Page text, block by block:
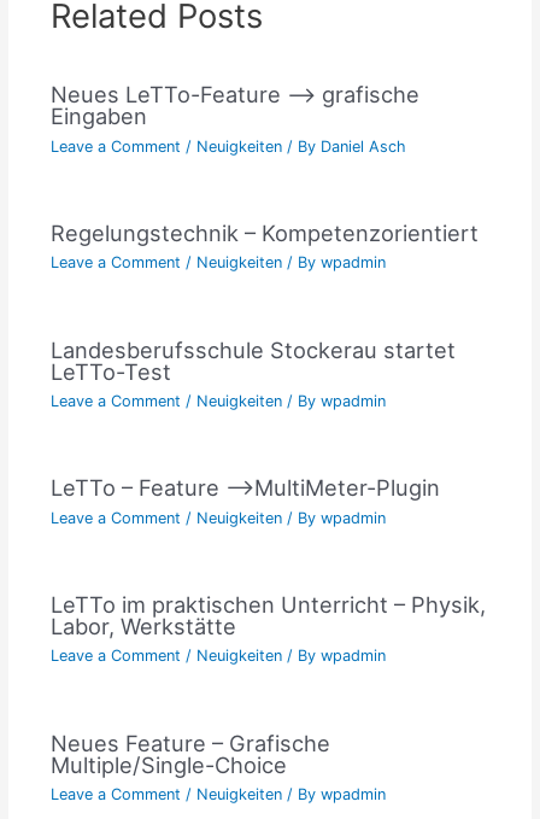
Related Posts
Neues LeTTo-Feature –> grafische
Eingaben
Leave a Comment / Neuigkeiten/ By Daniel Asch
Regelungstechnik – Kompetenzorientiert
Leave a Comment / Neuigkeiten/ By wpadmin
Landesberufsschule Stockerau startet
LeTTo-Test
Leave a Comment / Neuigkeiten/ By wpadmin
LeTTo – Feature –>MultiMeter-Plugin
Leave a Comment / Neuigkeiten/ By wpadmin
LeTTo im praktischen Unterricht – Physik,
Labor, Werkstätte
Leave a Comment / Neuigkeiten/ By wpadmin
Neues Feature – Grafische
Multiple/Single-Choice
Leave a Comment / Neuigkeiten/ By wpadmin